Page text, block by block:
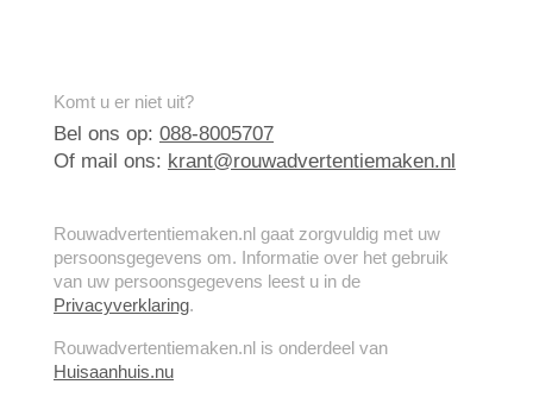
Komt u er niet uit?
Bel ons op: 088-8005707
Of mail ons: krant@rouwadvertentiemaken.nl
Rouwadvertentiemaken.nl gaat zorgvuldig met uw
persoonsgegevens om. Informatie over het gebruik
van uw persoonsgegevens leest u in de
Privacyverklaring.
Rouwadvertentiemaken.nl is onderdeel van
Huisaanhuis.nu